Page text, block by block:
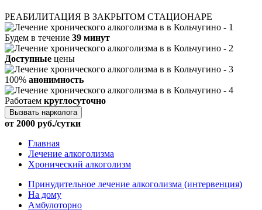
РЕАБИЛИТАЦИЯ В ЗАКРЫТОМ СТАЦИОНАРЕ
Будем в течение 39 минут
Доступные цены
100% анонимность
Работаем круглосуточно
Вызвать нарколога
от 2000 руб./сутки
Главная
Лечение алкоголизма
Хронический алкоголизм
Принудительное лечение алкоголизма (интервенция)
На дому
Амбулоторно